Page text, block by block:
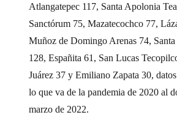
Atlangatepec 117, Santa Apolonia
Sanctórum 75, Mazatecochco 77,
Muñoz de Domingo Arenas 74,
128, Españita 61, San Lucas
Juárez 37 y Emiliano Zapata 30,
lo que va de la pandemia de 2020 al
marzo de 2022.